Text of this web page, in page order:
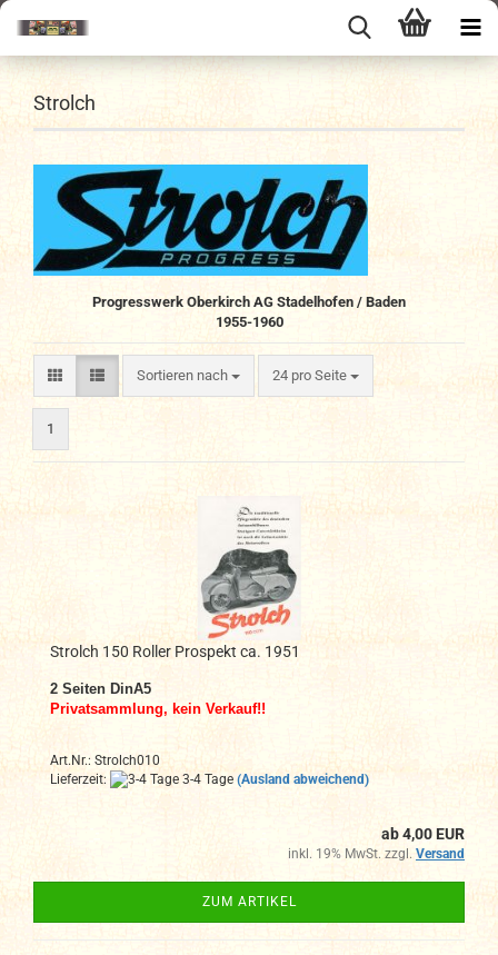
Strolch
Progresswerk Oberkirch AG Stadelhofen / Baden
1955-1960
Sortieren nach
Sortieren nach 24 pro Seite
pro Seite
1
Strolch 150 Roller Prospekt ca. 1951
2 Seiten DinA5
Privatsammlung, kein Verkauf!!
Art.Nr.: Strolch010
Lieferzeit:
3-4 Tage (Ausland abweichend)
ab 4,00 EUR
inkl. 19% MwSt. zzgl.Versand
ZUM ARTIKEL